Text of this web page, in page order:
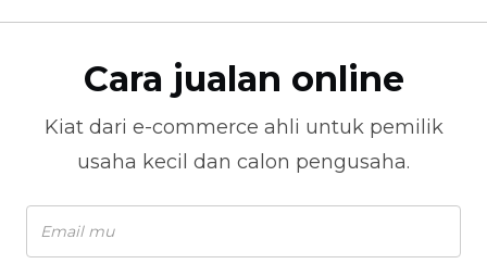
Cara jualan online
Kiat dari e-commerce ahli untuk pemilik
usaha kecil dan calon pengusaha.